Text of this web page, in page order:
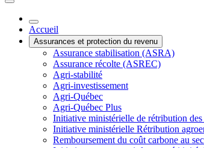
Accueil
Assurances et protection du revenu
Assurance stabilisation (ASRA)
Assurance récolte (ASREC)
Agri-stabilité
Agri-investissement
Agri-Québec
Agri-Québec Plus
Initiative ministérielle de rétribution
Initiative ministérielle Rétribution
Remboursement du coût carbone au